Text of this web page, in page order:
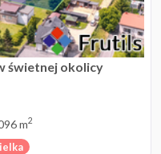
świetnej okolicy
m2